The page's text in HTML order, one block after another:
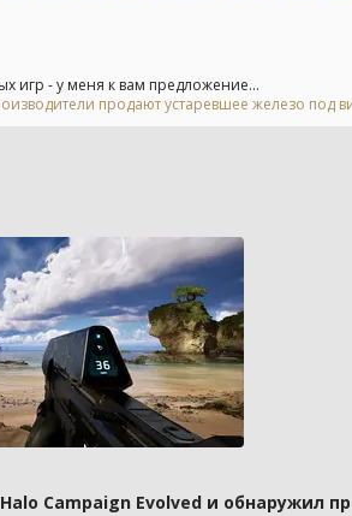
игр - у меня к вам предложение...
продают устаревшее железо под
Campaign Evolved и обнаружил